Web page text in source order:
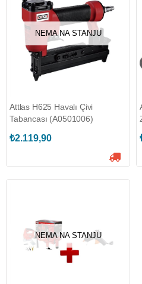
NEMA NA STANJU
Attlas H625 Havalı Çivi
Tabancası (A0501006)
₺2.119,90
NEMA NA STANJU